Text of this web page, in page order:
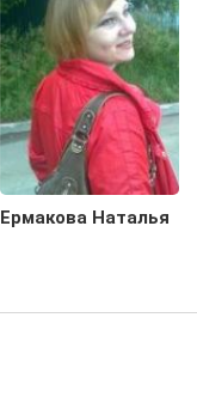
Ермакова Наталья